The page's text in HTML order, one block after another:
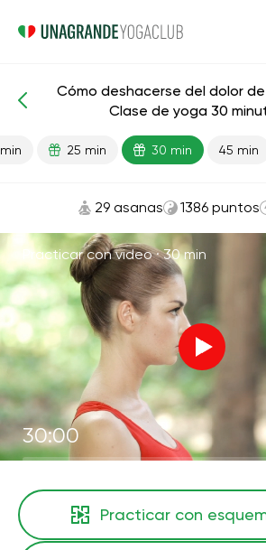
Lecciones preparadas Atrás
Cómo deshacerse del dolor
Clase de yoga 30
25 min 30 min 45 min
29 asanas 1386 puntos
Practicar con video ·30 min
30:00
Practicar con